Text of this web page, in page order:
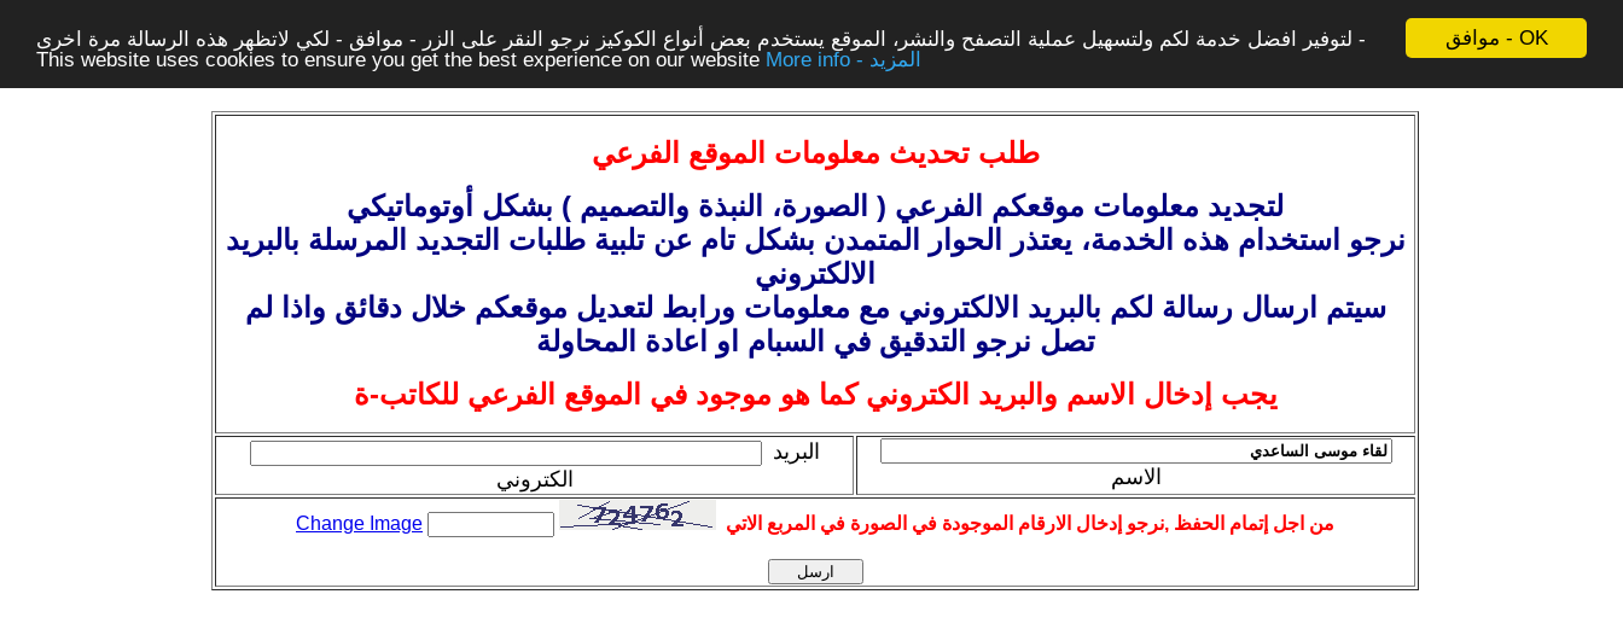
موافق - OK
لتوفير افضل خدمة لكم ولتسهيل عملية التصفح والنشر، الموقع يستخدم بعض أنواع الكوكيز نرجو النقر على الزر - موافق - لكي لاتظهر هذه الرسالة مرة اخرى -
This website uses cookies to ensure you get the best experience on our website
More info - المزيد
طلب تحديث معلومات الموقع الفرعي
لتجديد معلومات موقعكم الفرعي ( الصورة، النبذة والتصميم ) بشكل أوتوماتيكي
نرجو استخدام هذه الخدمة، يعتذر الحوار المتمدن بشكل تام عن تلبية طلبات التجديد المرسلة بالبريد
الالكتروني
سيتم ارسال رسالة لكم بالبريد الالكتروني مع معلومات ورابط لتعديل موقعكم خلال دقائق واذا لم
تصل نرجو التدقيق في السبام او اعادة المحاولة
يجب إدخال الاسم والبريد الكتروني كما هو موجود في الموقع الفرعي للكاتب-ة
الكتروني
الاسم
Change Image من اجل إتمام الحفظ ,نرجو إدخال الارقام الموجودة في الصورة في المربع الاتي